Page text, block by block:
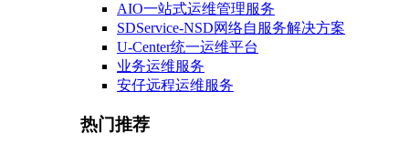
AIO一站式运维管理服务
SDService-NSD网络自服务解决方案
U-Center统一运维平台
业务运维服务
安仔远程运维服务
热门推荐